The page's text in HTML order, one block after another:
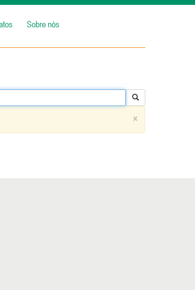
Sobre nós
×